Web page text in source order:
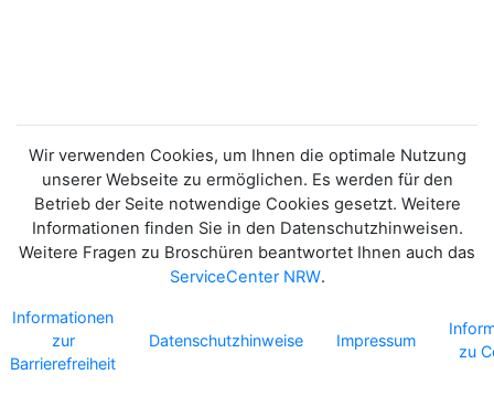
Wir verwenden Cookies, um Ihnen die optimale Nutzung
unserer Webseite zu ermöglichen. Es werden für den
Betrieb der Seite notwendige Cookies gesetzt. Weitere
Informationen finden Sie in den Datenschutzhinweisen.
Weitere Fragen zu Broschüren beantwortet Ihnen auch das
ServiceCenter NRW.
Informationen
zur
Barrierefreiheit
Datenschutzhinweise Impressum
zu